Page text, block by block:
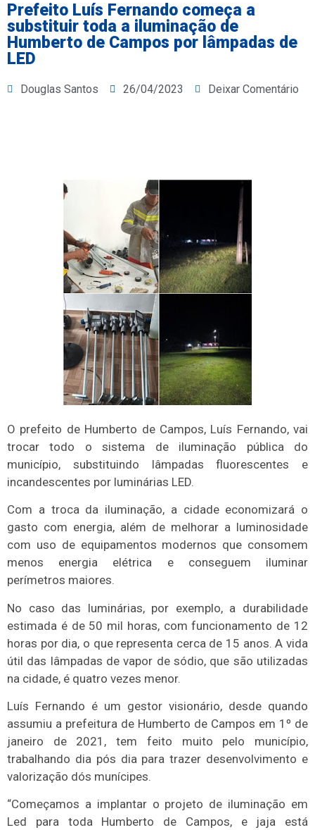
Prefeito Luís Fernando começa a
substituir toda a iluminação de
Humberto de Campos por lâmpadas de
LED
Douglas Santos 26/04/2023 Deixar Comentário
O prefeito de Humberto de Campos, Luís Fernando, vai
trocar todo o sistema de iluminação pública do
município, substituindo lâmpadas fluorescentes e
incandescentes por luminárias LED.
Com a troca da iluminação, a cidade economizará o
gasto com energia, além de melhorar a luminosidade
com uso de equipamentos modernos que consomem
menos energia elétrica e conseguem iluminar
perímetros maiores.
No caso das luminárias, por exemplo, a durabilidade
estimada é de 50 mil horas, com funcionamento de 12
horas por dia, o que representa cerca de 15 anos. A vida
útil das lâmpadas de vapor de sódio, que são utilizadas
na cidade, é quatro vezes menor.
Luís Fernando é um gestor visionário, desde quando
assumiu a prefeitura de Humberto de Campos em 1º de
janeiro de 2021, tem feito muito pelo município,
trabalhando dia pós dia para trazer desenvolvimento e
valorização dós munícipes.
“Começamos a implantar o projeto de iluminação em
Led para toda Humberto de Campos, e jaja está